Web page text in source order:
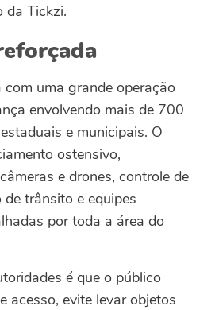
da Tickzi.
uma grande operação
envolvendo mais de 700
e municipais. O
ostensivo,
e drones, controle de
trânsito e equipes
por toda a área do
é que o público
acesso, evite levar objetos